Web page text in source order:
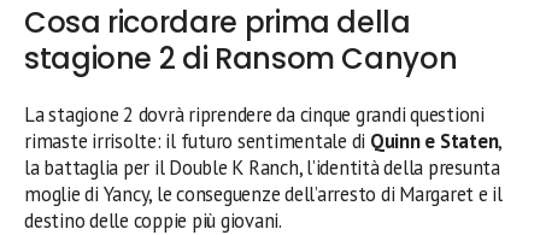
Cosa ricordare prima della
stagione 2 di Ransom Canyon
La stagione 2 dovrà riprendere da cinque grandi questioni
rimaste irrisolte: il futuro sentimentale di Quinn e Staten,
la battaglia per il Double K Ranch, l’identità della presunta
moglie di Yancy, le conseguenze dell’arresto di Margaret e il
destino delle coppie più giovani.